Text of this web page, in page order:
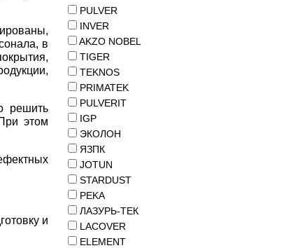
в
решить
этом
и
PULVER
INVER
AKZO NOBEL
TIGER
TEKNOS
PRIMATEK
PULVERIT
IGP
ЭКОЛОН
ЯЗПК
JOTUN
STARDUST
PEKA
ЛАЗУРЬ-ТЕК
LACOVER
ELEMENT